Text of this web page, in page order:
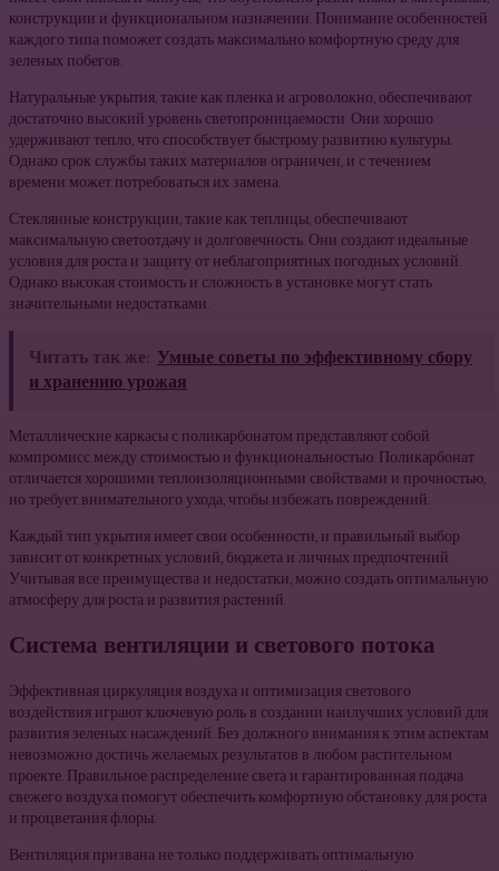
конструкции и функциональном назначении. Понимание особенностей
каждого типа поможет создать максимально комфортную среду для
зеленых побегов.
Натуральные укрытия, такие как пленка и агроволокно, обеспечивают
достаточно высокий уровень светопроницаемости. Они хорошо
удерживают тепло, что способствует быстрому развитию культуры.
Однако срок службы таких материалов ограничен, и с течением
времени может потребоваться их замена.
Стеклянные конструкции, такие как теплицы, обеспечивают
максимальную светоотдачу и долговечность. Они создают идеальные
условия для роста и защиту от неблагоприятных погодных условий.
Однако высокая стоимость и сложность в установке могут стать
значительными недостатками.
Читать так же: Умные советы по эффективному сбору
и хранению урожая
Металлические каркасы с поликарбонатом представляют собой
компромисс между стоимостью и функциональностью. Поликарбонат
отличается хорошими теплоизоляционными свойствами и прочностью,
но требует внимательного ухода, чтобы избежать повреждений.
Каждый тип укрытия имеет свои особенности, и правильный выбор
зависит от конкретных условий, бюджета и личных предпочтений.
Учитывая все преимущества и недостатки, можно создать оптимальную
атмосферу для роста и развития растений.
Система вентиляции и светового потока
Эффективная циркуляция воздуха и оптимизация светового
воздействия играют ключевую роль в создании наилучших условий для
развития зеленых насаждений. Без должного внимания к этим аспектам
невозможно достичь желаемых результатов в любом растительном
проекте. Правильное распределение света и гарантированная подача
свежего воздуха помогут обеспечить комфортную обстановку для роста
и процветания флоры.
Вентиляция призвана не только поддерживать оптимальную